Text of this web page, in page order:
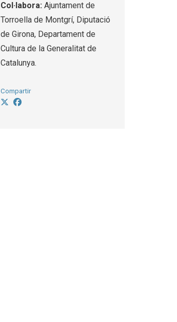
Col·labora: Ajuntament de
Torroella de Montgrí, Diputació
de Girona, Departament de
Cultura de la Generalitat de
Catalunya.
Compartir